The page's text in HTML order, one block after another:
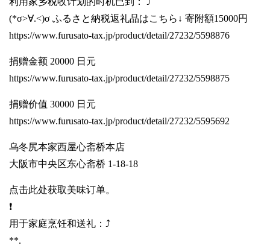
(*σ>∀.<)σ ふるさと納税返礼品はこちら↓ 寄附額15000円
https://www.furusato-tax.jp/product/detail/27232/5598876
捐赠金额 20000 日元
https://www.furusato-tax.jp/product/detail/27232/5598875
捐赠价值 30000 日元
https://www.furusato-tax.jp/product/detail/27232/5595692
乌冬尻本家西屋心斋桥本店
大阪市中央区东心斋桥 1-18-18
点击此处获取美味订单。
❗️
用于家庭烹饪和送礼：⤴️
**.